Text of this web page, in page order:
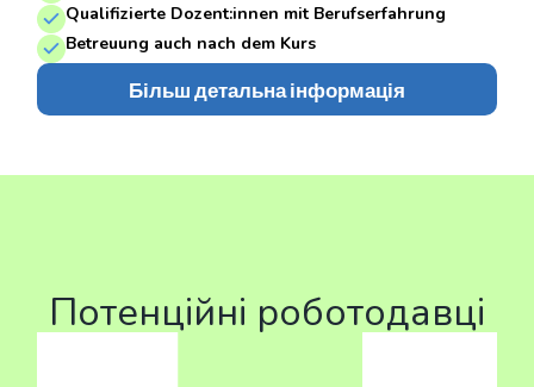
Qualifizierte Dozent:innen mit Berufserfahrung
Betreuung auch nach dem Kurs
Більш детальна інформація
Потенційні роботодавці